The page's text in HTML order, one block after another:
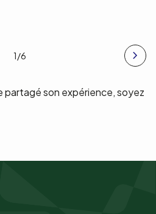
1/6
partagé son expérience, soyez